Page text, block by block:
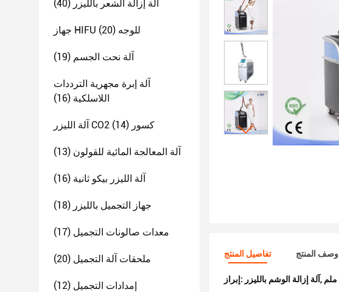
آلة إزالة الشعر بالليزر (40)
جهاز HIFU للوجه (20)
آلة نحت الجسم (19)
آلة إبرة مجهرية الترددات
اللاسلكية (16)
آلة الليزر CO2 كسور (14)
آلة المعالجة المائية للقولون (13)
آلة الليزر بيكو ثانية (16)
جهاز التجميل بالليزر (18)
معدات صالونات التجميل (17)
ملحقات آلة التجميل (20)
إمدادات التجميل (12)
تفاصيل المنتج وصف المنتج
إبراز: آلة إزالة الوشم بالليزر ,